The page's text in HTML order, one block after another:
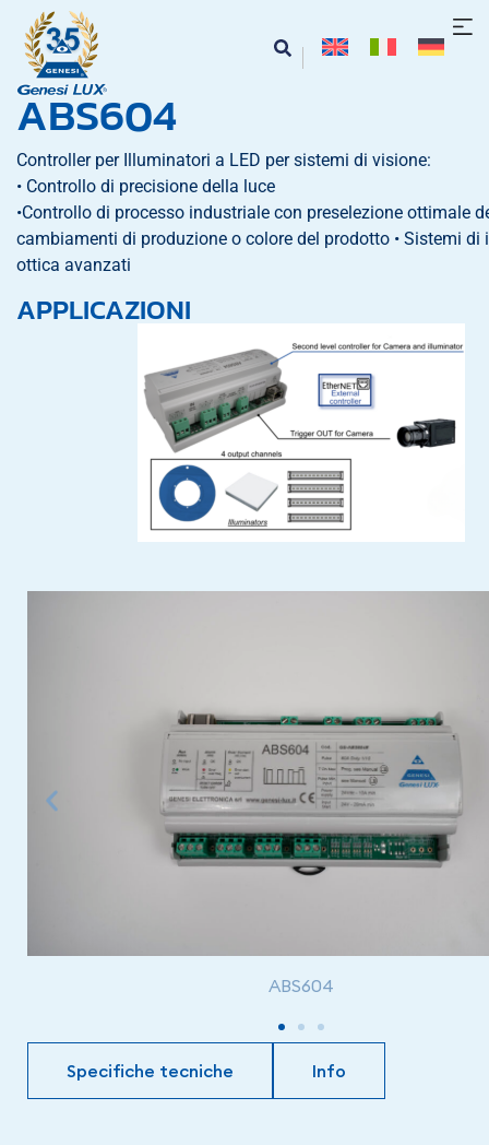
ABS604
Controller per Illuminatori a LED per sistemi di visione:
• Controllo di precisione della luce
•Controllo di processo industriale con preselezione ottimale
cambiamenti di produzione o colore del prodotto • Sistemi di
ottica avanzati
APPLICAZIONI
ABS604
Specifiche tecniche Info
Informativa sulla raccolta